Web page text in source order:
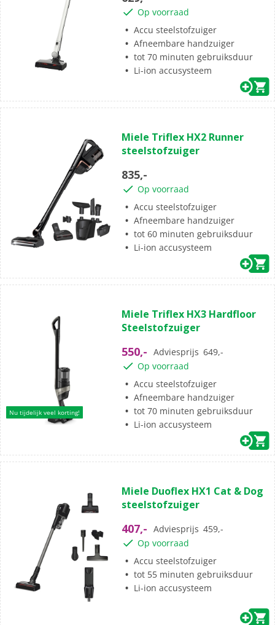
sterren.
Op voorraad
Accu steelstofzuiger
Afneembare handzuiger
tot 70 minuten gebruiksduur
Li-ion accusysteem
van
de
sterren.
3
beoordelingen
Miele Triflex HX2 Runner
steelstofzuiger
835,-
Op voorraad
Accu steelstofzuiger
Afneembare handzuiger
tot 60 minuten gebruiksduur
Li-ion accusysteem
Nu tijdelijk veel korting!
van
de
sterren.
Miele Triflex HX3 Hardfloor
Steelstofzuiger
550,- Adviesprijs 649,-
Op voorraad
Accu steelstofzuiger
Afneembare handzuiger
tot 70 minuten gebruiksduur
Li-ion accusysteem
van
de
sterren.
2
beoordelingen
Miele Duoflex HX1 Cat & Dog
steelstofzuiger
407,- Adviesprijs 459,-
Op voorraad
Accu steelstofzuiger
tot 55 minuten gebruiksduur
Li-ion accusysteem